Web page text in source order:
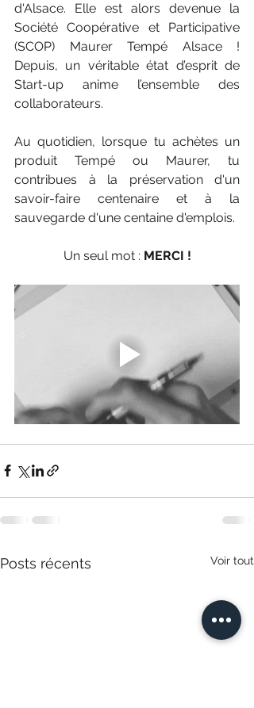
d'Alsace. Elle est alors devenue la
Société Coopérative et Participative
(SCOP) Maurer Tempé Alsace !
Depuis, un véritable état d’esprit de
Start-up anime l’ensemble des
collaborateurs.
Au quotidien, lorsque tu achètes un
produit Tempé ou Maurer, tu
contribues à la préservation d'un
savoir-faire centenaire et à la
sauvegarde d'une centaine d'emplois.
Un seul mot : MERCI !
Posts récents Voir tout